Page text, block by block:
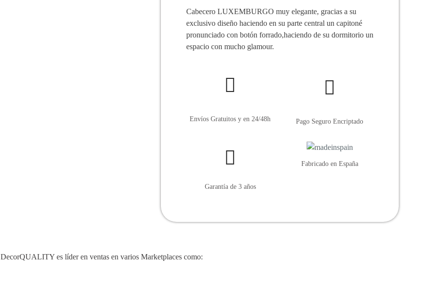
Cabecero LUXEMBURGO muy elegante, gracias a su
exclusivo diseño haciendo en su parte central un capitoné
pronunciado con botón forrado,haciendo de su dormitorio un
espacio con mucho glamour.
Envíos Gratuitos y en 24/48h Pago Seguro Encriptado
Garantía de 3 años
Fabricado en España
DecorQUALITY es líder en ventas en varios Marketplaces como: